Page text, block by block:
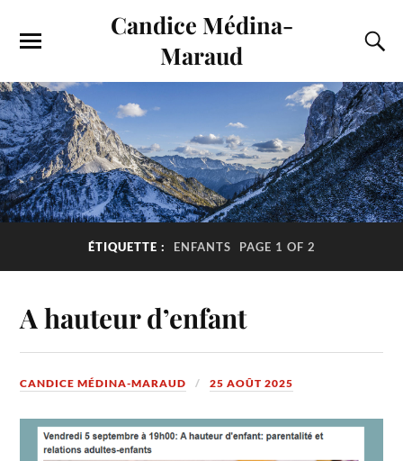
Candice Médina-
Maraud
ÉTIQUETTE : ENFANTS PAGE 1 OF 2
A hauteur d’enfant
CANDICE MÉDINA-MARAUD 25 AOÛT 2025